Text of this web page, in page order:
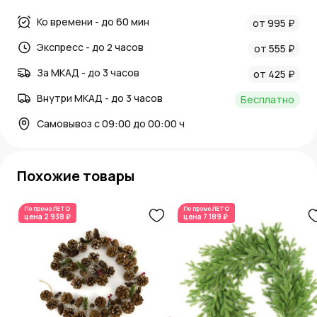
Ко времени - до 60 мин
от 995 ₽
Экспресс - до 2 часов
от 555 ₽
За МКАД - до 3 часов
от 425 ₽
Внутри МКАД - до 3 часов
Бесплатно
Самовывоз с 09:00 до 00:00 ч
Похожие товары
По промоЛЕТО
цена 2 938 ₽
По промоЛЕТО
цена 7 189 ₽